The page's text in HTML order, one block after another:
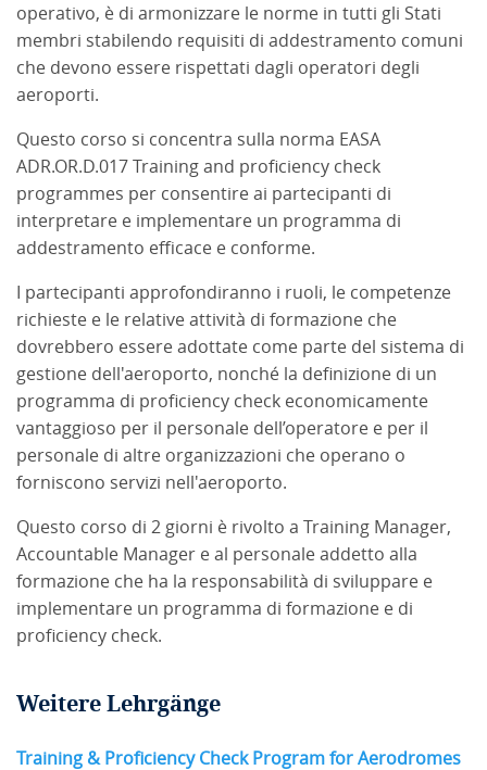
operativo, è di armonizzare le norme in tutti gli Stati
membri stabilendo requisiti di addestramento comuni
che devono essere rispettati dagli operatori degli
aeroporti.
Questo corso si concentra sulla norma EASA
ADR.OR.D.017 Training and proficiency check
programmes per consentire ai partecipanti di
interpretare e implementare un programma di
addestramento efficace e conforme.
I partecipanti approfondiranno i ruoli, le competenze
richieste e le relative attività di formazione che
dovrebbero essere adottate come parte del sistema di
gestione dell'aeroporto, nonché la definizione di un
programma di proficiency check economicamente
vantaggioso per il personale dell’operatore e per il
personale di altre organizzazioni che operano o
forniscono servizi nell'aeroporto.
Questo corso di 2 giorni è rivolto a Training Manager,
Accountable Manager e al personale addetto alla
formazione che ha la responsabilità di sviluppare e
implementare un programma di formazione e di
proficiency check.
Weitere Lehrgänge
Training & Proficiency Check Program for Aerodromes